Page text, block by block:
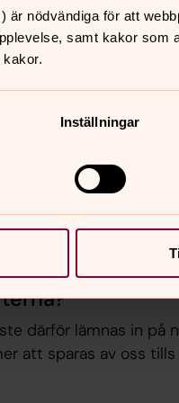
är nödvändiga för att
samt kakor
Inställningar
också in
på en blankett eller
e-postadress,
postadress och
barns tid i
finns med.
därför lämnas in på
att sparas av oss